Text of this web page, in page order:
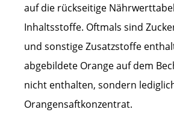
auf die rückseitige
Inhaltsstoffe. Oftmals sind
und sonstige Zusatzstoffe
abgebildete Orange auf dem
nicht enthalten, sondern
Orangensaftkonzentrat.